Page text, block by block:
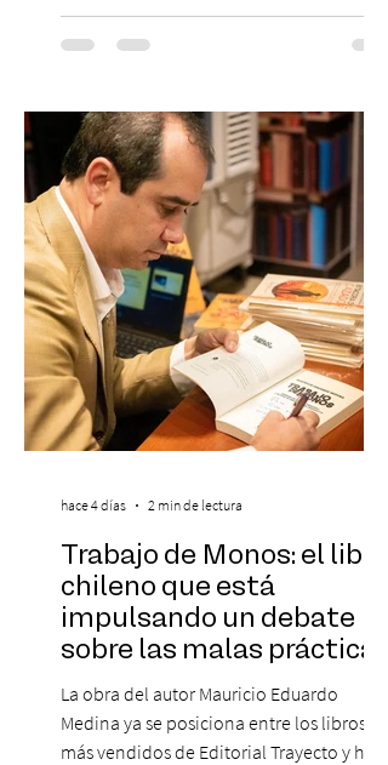
en la escena global. MIAMI, FL (3 de agosto
de 2026) — FloyyMenor ha sido
Under 21 por tercer año consecutivo,
formando parte una vez más de la
selección anual de la publicación que
destaca a los artistas menores de 21 años
más influyentes de la industria musical.
Este reconocimiento reaf
Trabajo de Monos: el libro
chileno que está
impulsando un debate
sobre las malas prácticas
laborales y el futuro del
trabajo
La obra del autor Mauricio Eduardo
Medina ya se posiciona entre los libros
más vendidos de Editorial Trayecto y ha
hace 4 días 2 min de lectura